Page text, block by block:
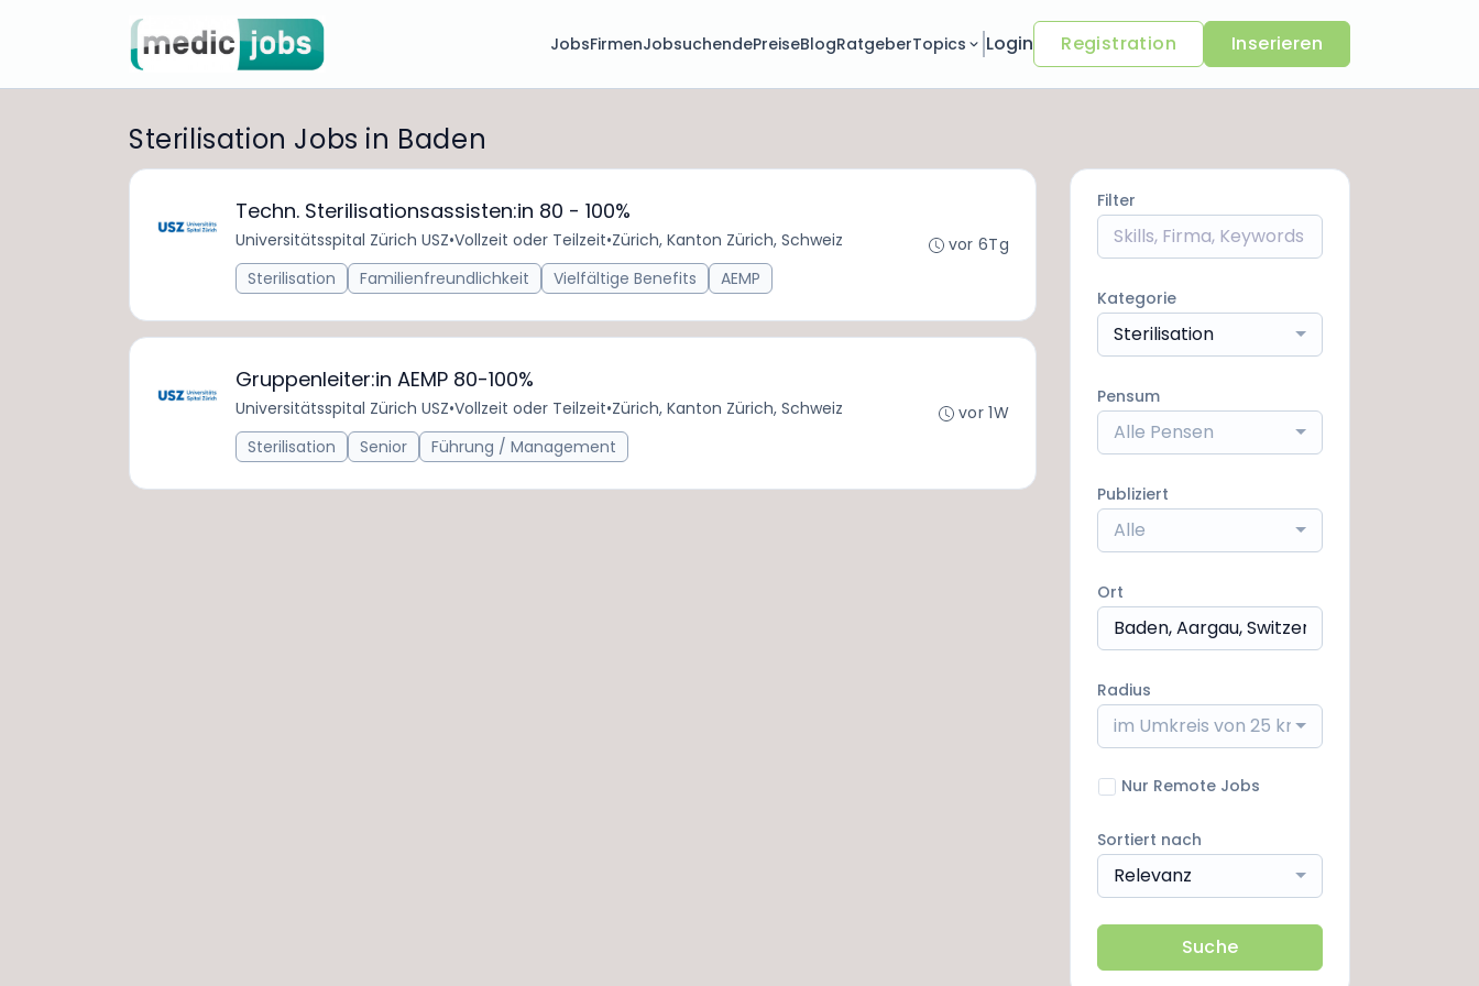
JobsFirmenJobsuchendePreiseBlogRatgeberTopics Login Registration Inserieren
Sterilisation Jobs in Baden
Techn. Sterilisationsassisten:in 80 - 100%
Universitätsspital Zürich USZ•Vollzeit oder Teilzeit•Zürich, Kanton Zürich, Schweiz
Sterilisation
Familienfreundlichkeit Vielfältige Benefits AEMP
vor 6Tg
Gruppenleiter:in AEMP 80-100%
Universitätsspital Zürich USZ•Vollzeit oder Teilzeit•Zürich, Kanton Zürich, Schweiz
Sterilisation
Senior Führung / Management
vor 1W
Filter
Kategorie
Sterilisation
Pensum
Alle Pensen
Publiziert
Alle
Ort
Radius
im Umkreis von 25 km
Nur Remote Jobs
Sortiert nach
Relevanz
Suche